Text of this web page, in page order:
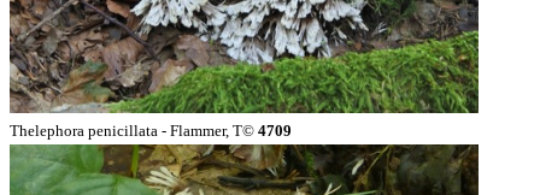
Thelephora penicillata - Flammer, T© 4709